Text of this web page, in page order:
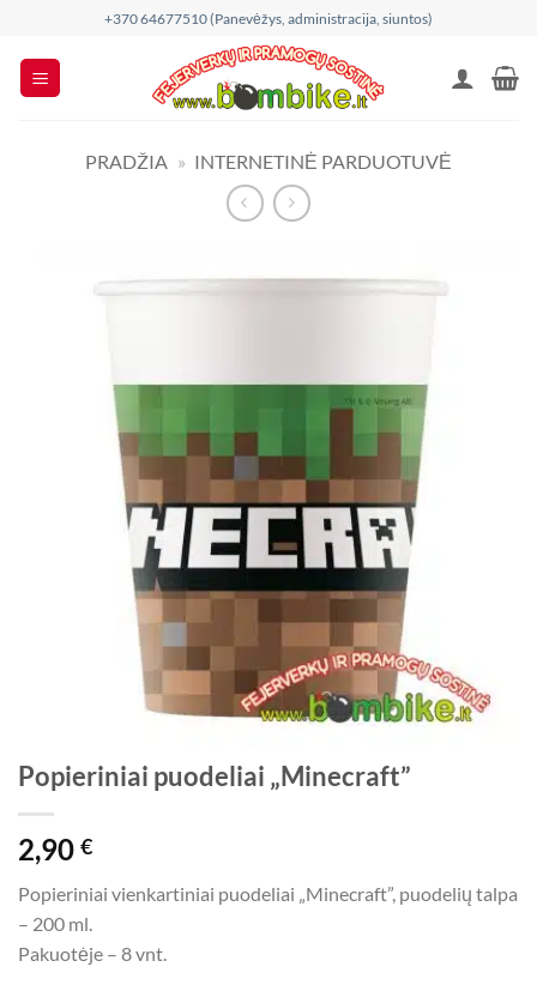
content
+370 64677510 (Panevėžys, administracija, siuntos)
PRADŽIA » INTERNETINĖ PARDUOTUVĖ
Popieriniai puodeliai „Minecraft”
2,90 €
Popieriniai vienkartiniai puodeliai „Minecraft”, puodelių talpa
– 200 ml.
Pakuotėje – 8 vnt.